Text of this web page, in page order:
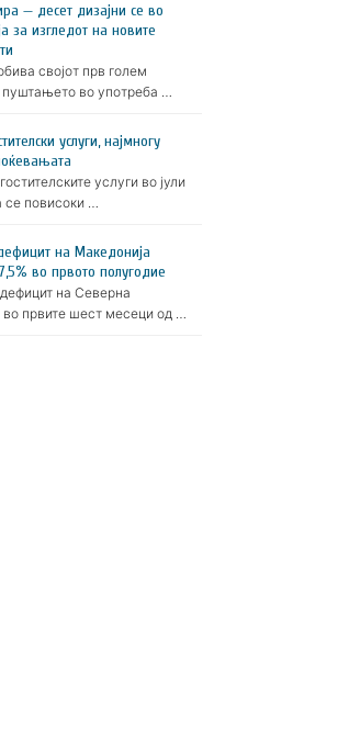
— десет дизајни се во
за изгледот на новите
својот прв голем
пуштањето во употреба …
услуги, најмногу
услуги во јули
се повисоки …
на Македонија
во првото полугодие
на Северна
во првите шест месеци од …